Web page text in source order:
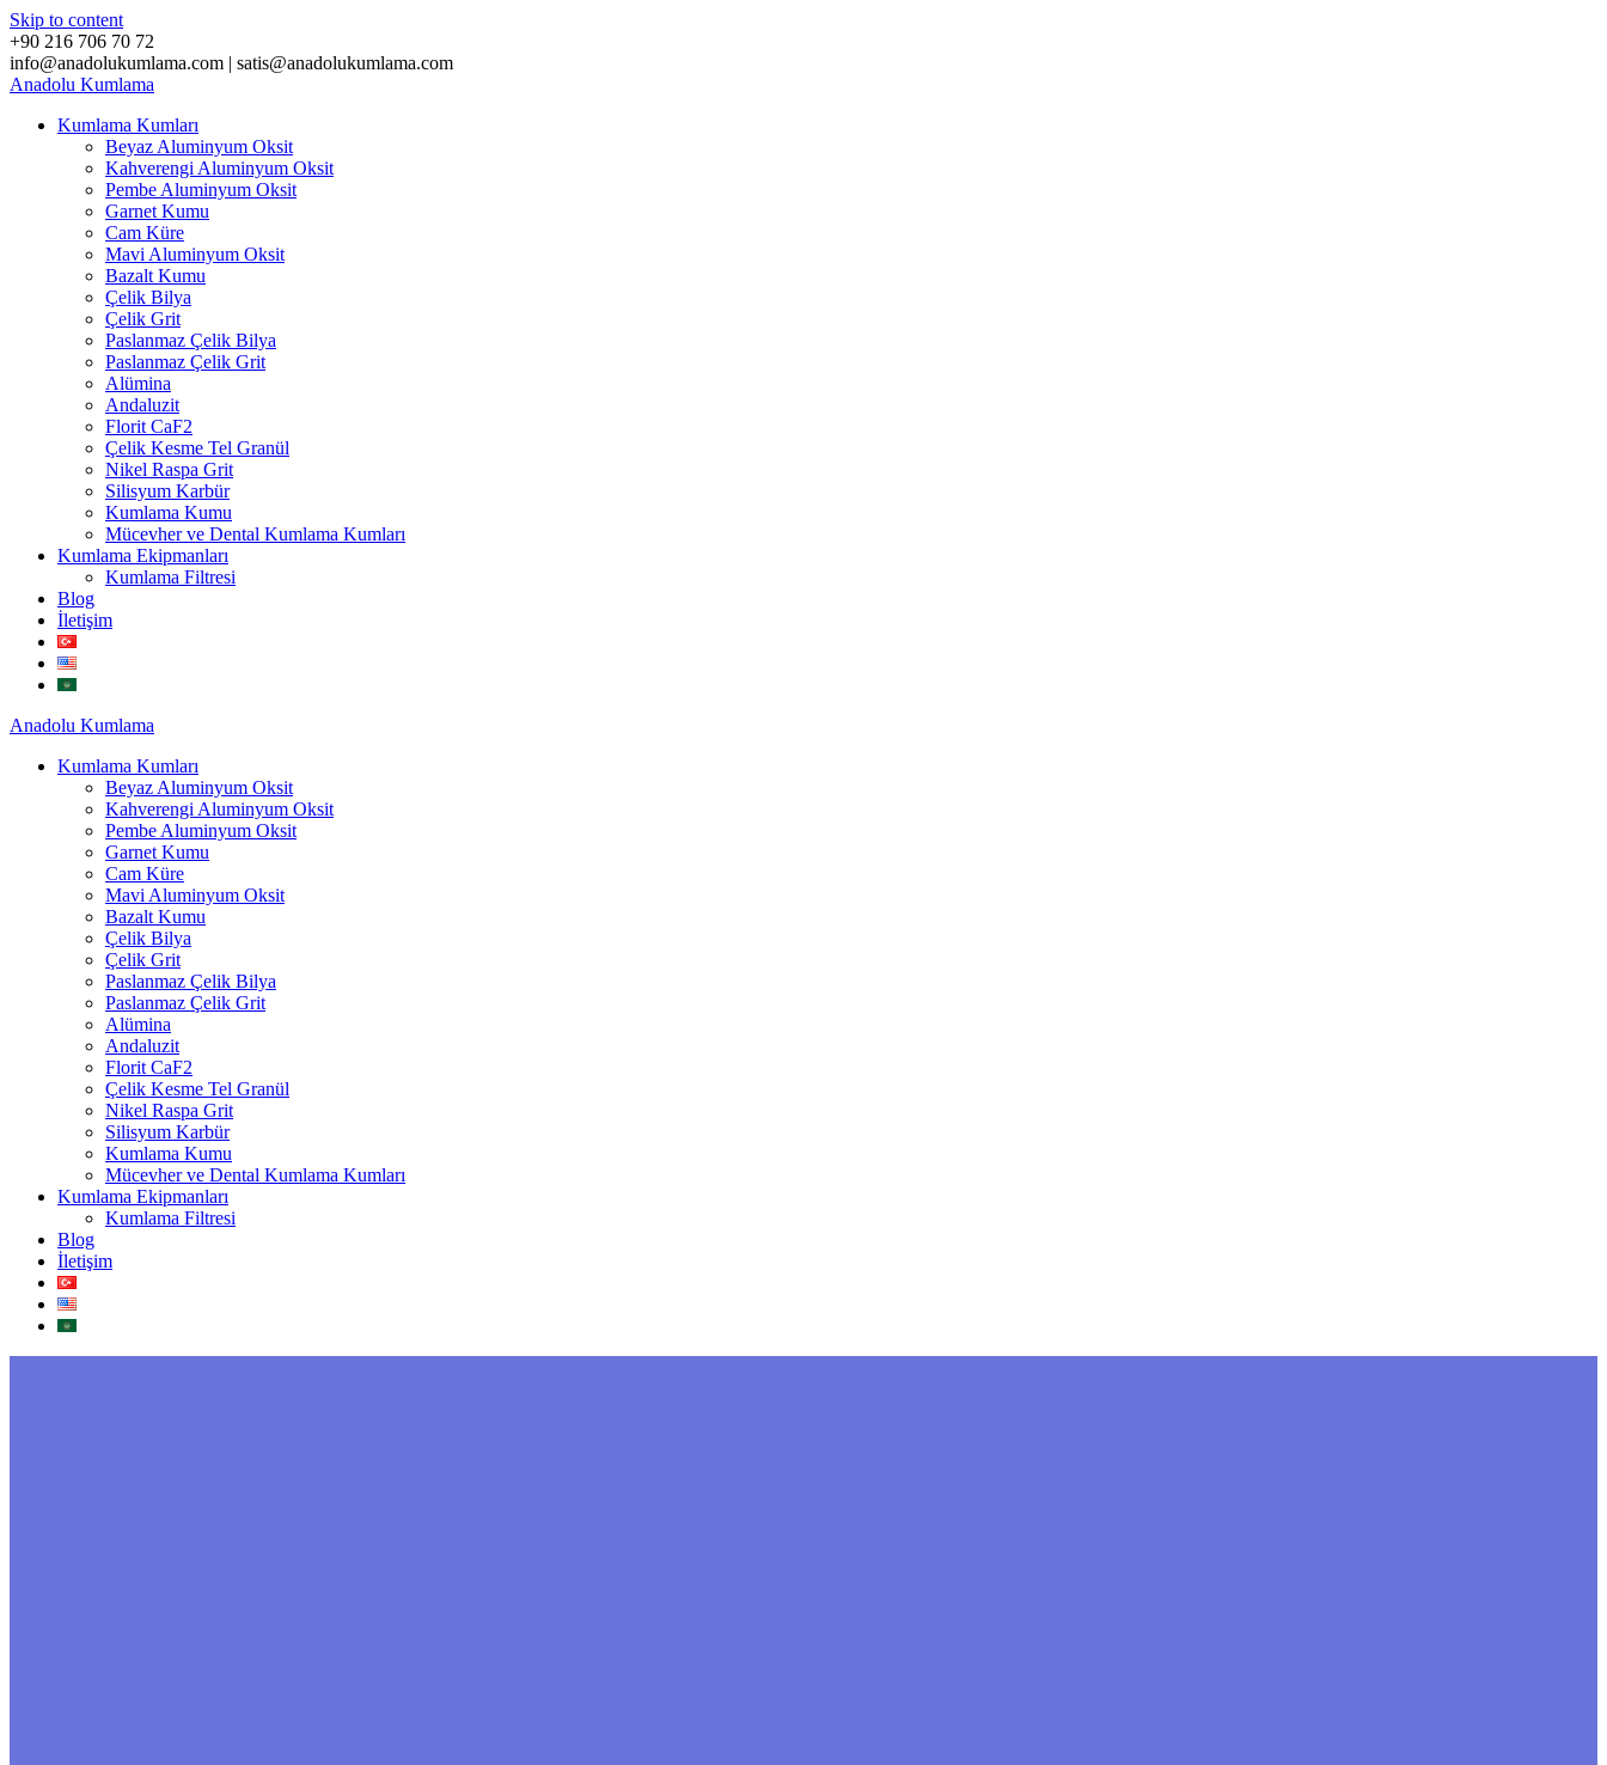
Skip to content
+90 216 706 70 72
info@anadolukumlama.com | satis@anadolukumlama.com
Anadolu Kumlama
Kumlama Kumları
Beyaz Aluminyum Oksit
Kahverengi Aluminyum Oksit
Pembe Aluminyum Oksit
Garnet Kumu
Cam Küre
Mavi Aluminyum Oksit
Bazalt Kumu
Çelik Bilya
Çelik Grit
Paslanmaz Çelik Bilya
Paslanmaz Çelik Grit
Alümina
Andaluzit
Florit CaF2
Çelik Kesme Tel Granül
Nikel Raspa Grit
Silisyum Karbür
Kumlama Kumu
Mücevher ve Dental Kumlama Kumları
Kumlama Ekipmanları
Kumlama Filtresi
Blog
İletişim
Anadolu Kumlama
Kumlama Kumları
Beyaz Aluminyum Oksit
Kahverengi Aluminyum Oksit
Pembe Aluminyum Oksit
Garnet Kumu
Cam Küre
Mavi Aluminyum Oksit
Bazalt Kumu
Çelik Bilya
Çelik Grit
Paslanmaz Çelik Bilya
Paslanmaz Çelik Grit
Alümina
Andaluzit
Florit CaF2
Çelik Kesme Tel Granül
Nikel Raspa Grit
Silisyum Karbür
Kumlama Kumu
Mücevher ve Dental Kumlama Kumları
Kumlama Ekipmanları
Kumlama Filtresi
Blog
İletişim